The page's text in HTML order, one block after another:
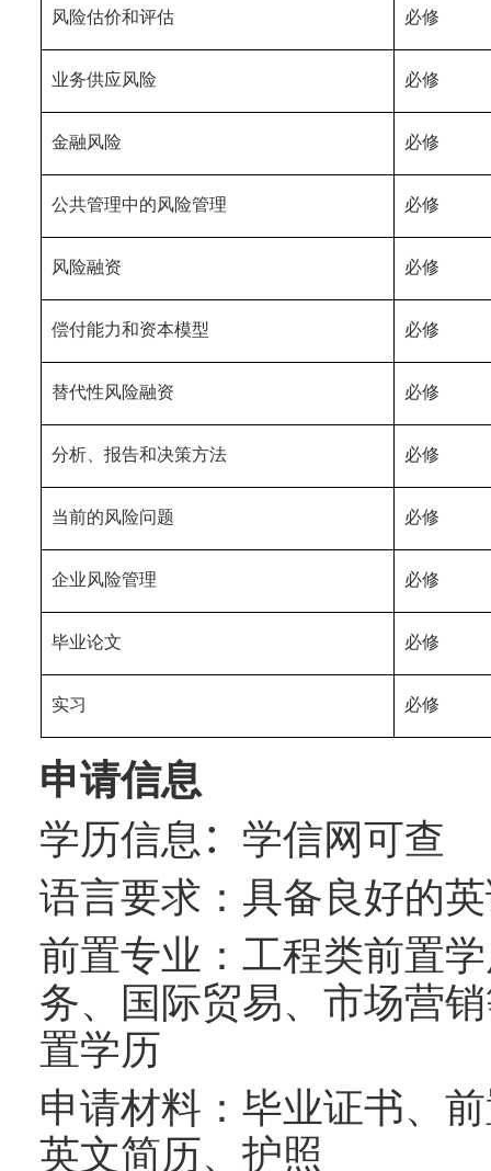
风险估价和评估 必修
业务供应风险 必修
金融风险 必修
公共管理中的风险管理 必修
风险融资 必修
偿付能力和资本模型 必修
替代性风险融资 必修
分析、报告和决策方法 必修
当前的风险问题 必修
企业风险管理 必修
毕业论文 必修
实习 必修
申请信息
学历信息 ： 学信网可查
语言要求：具备良好的
前置专业：工程类前置
务、国际贸易、市场营
置学历
申请材料：毕业证书、
英文简历、护照